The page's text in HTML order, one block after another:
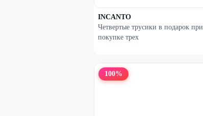
INCANTO
Четвертые трусики в подарок при
покупке трех
100%